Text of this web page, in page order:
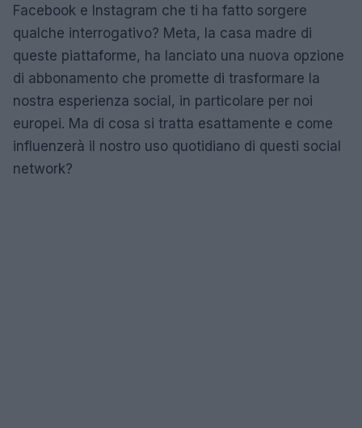
Facebook e Instagram che ti ha fatto sorgere
qualche interrogativo? Meta, la casa madre di
queste piattaforme, ha lanciato una nuova opzione
di abbonamento che promette di trasformare la
nostra esperienza social, in particolare per noi
europei. Ma di cosa si tratta esattamente e come
influenzerà il nostro uso quotidiano di questi social
network?